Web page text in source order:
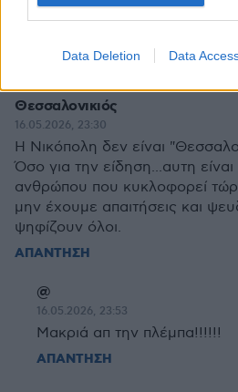
Data Deletion Data
γκαγκαροαθηναια, κοινώς
καταγωγής.Εσεις κάνατε dna
ΑΠΑΝΤΗΣΗ
Θεσσαλονικιός
16.05.2026, 23:30
Η Νικόπολη δεν είναι
Όσο για την είδηση...αυτη
ανθρώπου που κυκλοφορεί
μην έχουμε απαιτήσεις και
ψηφίζουν όλοι.
ΑΠΑΝΤΗΣΗ
@
16.05.2026, 23:53
Μακριά απ την πλέμπα!!!!!!
ΑΠΑΝΤΗΣΗ